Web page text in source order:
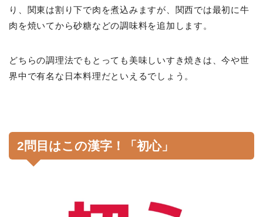
り、関東は割り下で肉を煮込みますが、関西では最初に牛
肉を焼いてから砂糖などの調味料を追加します。
どちらの調理法でもとっても美味しいすき焼きは、今や世
界中で有名な日本料理だといえるでしょう。
2問目はこの漢字！「初心」